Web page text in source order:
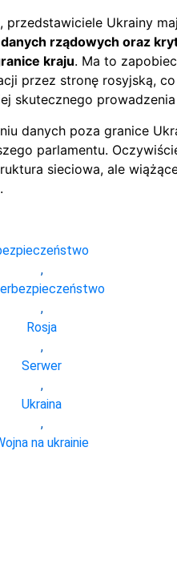
przedstawiciele Ukrainy
rządowych oraz
kraju. Ma to
przez stronę rosyjską,
skutecznego
danych poza granice
parlamentu.
sieciowa, ale
,
,
Rosja
,
Serwer
,
Ukraina
,
na ukrainie